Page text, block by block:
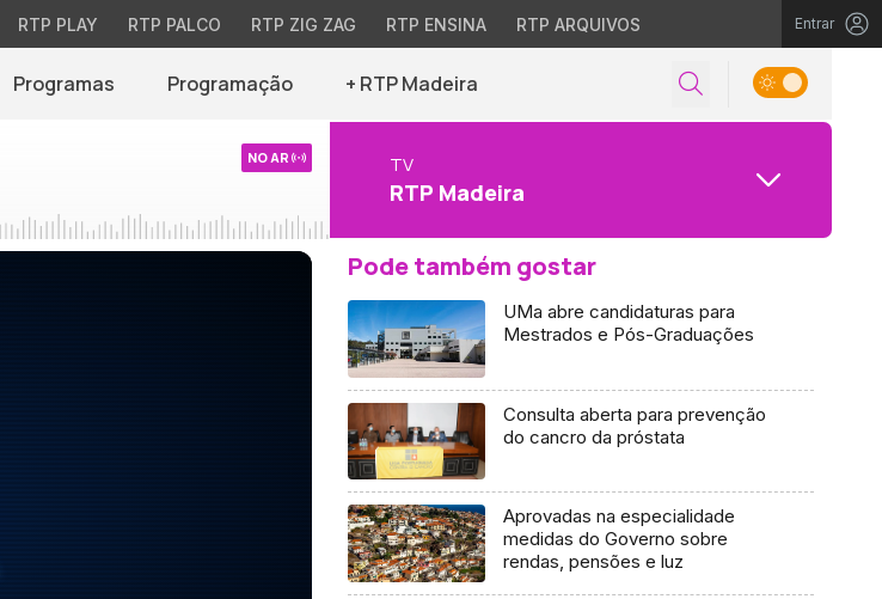
RTP PLAY RTP PALCO RTP ZIG ZAG RTP ENSINA RTP ARQUIVOS Entrar
Programas Programação + RTP Madeira
NO AR TV
RTP Madeira
Pode também gostar
UMa abre candidaturas para
Mestrados e Pós-Graduações
Consulta aberta para prevenção
do cancro da próstata
Aprovadas na especialidade
medidas do Governo sobre
rendas, pensões e luz